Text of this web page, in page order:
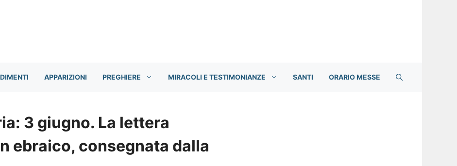
APPARIZIONI PREGHIERE MIRACOLI E TESTIMONIANZE SANTI ORARIO MESSE
3 giugno. La lettera
ebraico, consegnata dalla